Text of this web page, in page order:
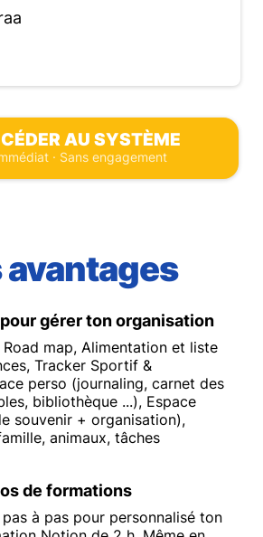
AU SYSTÈME
· Sans engagement
avantages
gérer ton organisation
map, Alimentation et liste
Tracker Sportif &
perso (journaling, carnet des
bibliothèque ...), Espace
souvenir + organisation),
animaux, tâches
de formations
à pas pour personnalisé ton